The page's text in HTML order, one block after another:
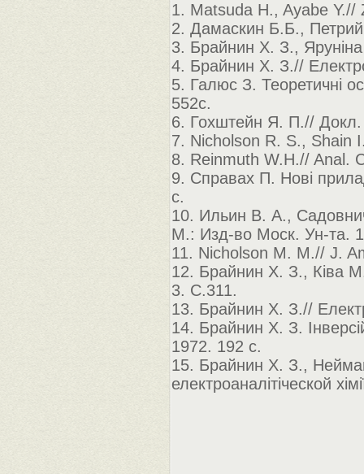
1. Matsuda H., Ayabe
2. Дамаскин Б.Б.,
3. Брайнин Х. З.,
4. Брайнин Х. З.//
5. Галюс З. Теоретичні
552с.
6. Гохштейн Я. П.//
7. Nicholson R. S., Shain
8. Reinmuth W.H.// Anal.
9. Справах П. Нові
с.
10. Ильин В. А.,
М.: Изд-во Моск. Ун-та.
11. Nicholson M. M.// J.
12. Брайнин Х. З., Ківа
3. С.311.
13. Брайнин Х. З.//
14. Брайнин Х. З.
1972. 192 с.
15. Брайнин Х. З.,
електроаналітіческой